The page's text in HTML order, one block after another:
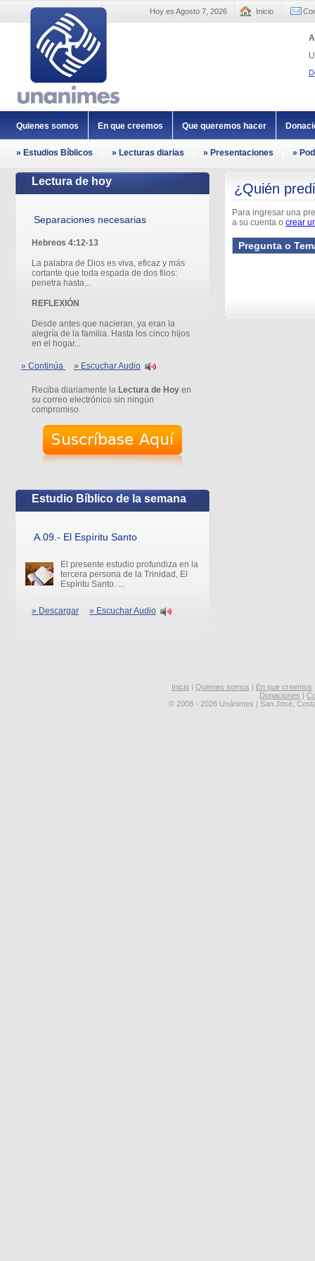
Hoy es Agosto 7, 2026 Inicio
Quienes somos En que creemos Que queremos hacer
» Estudios Bíblicos » Lecturas diarias » Presentaciones »
Lectura de hoy
Separaciones necesarias
Hebreos 4:12-13
La palabra de Dios es viva, eficaz y más
cortante que toda espada de dos filos:
penetra hasta...
REFLEXIÓN
Desde antes que nacieran, ya eran la
alegría de la familia. Hasta los cinco hijos
en el hogar...
» Continúa » Escuchar Audio
Reciba diariamente la Lectura de Hoy en
su correo electrónico sin ningún
compromiso.
Estudio Bíblico de la semana
A.09.- El Espíritu Santo
El presente estudio profundiza en la
tercera persona de la Trinidad, El
Espíritu Santo. ...
» Descargar » Escuchar Audio
¿Quién
Para ingresar una
a su cuenta o crear
Pregunta o
Inicio | Quienes somos | En que creemos
Donaciones |
© 2008 - 2026 Unánimes | San José,